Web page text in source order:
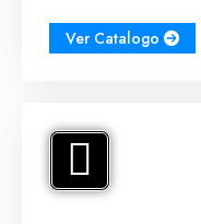
Ver Catalogo